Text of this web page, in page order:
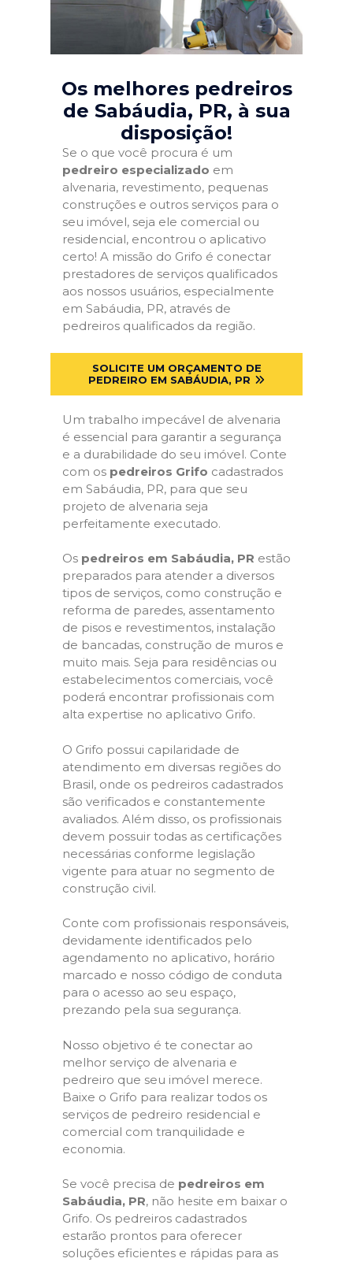
Os melhores pedreiros
de Sabáudia, PR, à sua
disposição!
Se o que você procura é um
pedreiro especializado em
alvenaria, revestimento, pequenas
construções e outros serviços para o
seu imóvel, seja ele comercial ou
residencial, encontrou o aplicativo
certo! A missão do Grifo é conectar
prestadores de serviços qualificados
aos nossos usuários, especialmente
em Sabáudia, PR, através de
pedreiros qualificados da região.
SOLICITE UM ORÇAMENTO DE
PEDREIRO EM SABÁUDIA, PR
Um trabalho impecável de alvenaria
é essencial para garantir a segurança
e a durabilidade do seu imóvel. Conte
com os pedreiros Grifo cadastrados
em Sabáudia, PR, para que seu
projeto de alvenaria seja
perfeitamente executado.
Os pedreiros em Sabáudia, PR estão
preparados para atender a diversos
tipos de serviços, como construção e
reforma de paredes, assentamento
de pisos e revestimentos, instalação
de bancadas, construção de muros e
muito mais. Seja para residências ou
estabelecimentos comerciais, você
poderá encontrar profissionais com
alta expertise no aplicativo Grifo.
O Grifo possui capilaridade de
atendimento em diversas regiões do
Brasil, onde os pedreiros cadastrados
são verificados e constantemente
avaliados. Além disso, os profissionais
devem possuir todas as certificações
necessárias conforme legislação
vigente para atuar no segmento de
construção civil.
Conte com profissionais responsáveis,
devidamente identificados pelo
agendamento no aplicativo, horário
marcado e nosso código de conduta
para o acesso ao seu espaço,
prezando pela sua segurança.
Nosso objetivo é te conectar ao
melhor serviço de alvenaria e
pedreiro que seu imóvel merece.
Baixe o Grifo para realizar todos os
serviços de pedreiro residencial e
comercial com tranquilidade e
economia.
Se você precisa de pedreiros em
Sabáudia, PR, não hesite em baixar o
Grifo. Os pedreiros cadastrados
estarão prontos para oferecer
soluções eficientes e rápidas para as